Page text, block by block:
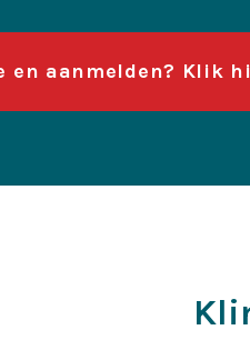
en aanmelden? Klik